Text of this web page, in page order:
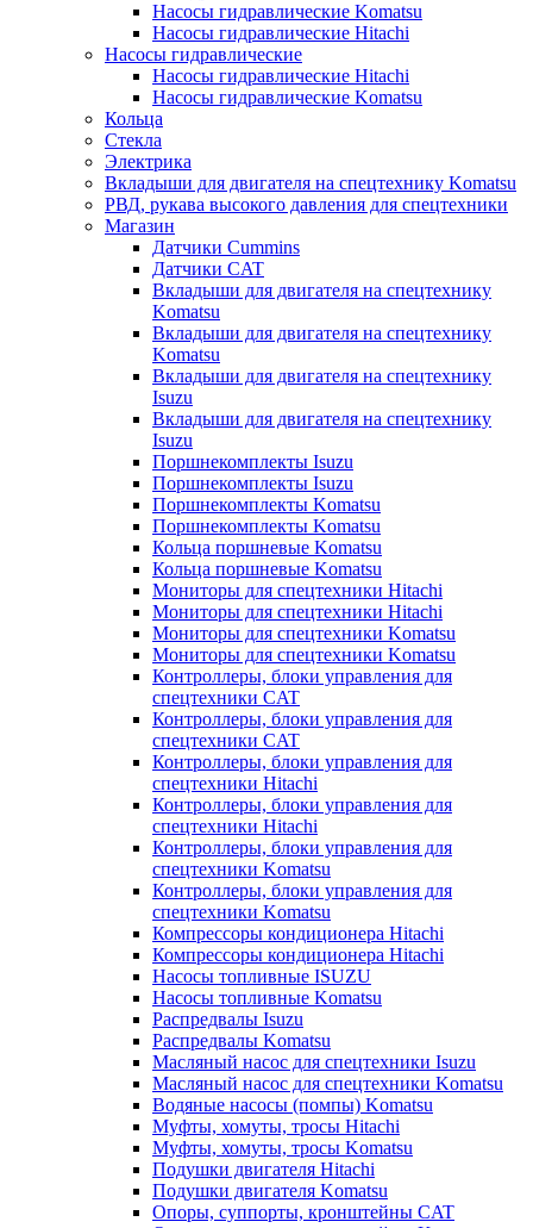
Насосы гидравлические Komatsu
Насосы гидравлические Hitachi
Насосы гидравлические
Насосы гидравлические Hitachi
Насосы гидравлические Komatsu
Кольца
Стекла
Электрика
Вкладыши для двигателя на спецтехнику Komatsu
РВД, рукава высокого давления для спецтехники
Магазин
Датчики Cummins
Датчики CAT
Вкладыши для двигателя на спецтехнику
Komatsu
Вкладыши для двигателя на спецтехнику
Komatsu
Вкладыши для двигателя на спецтехнику
Isuzu
Вкладыши для двигателя на спецтехнику
Isuzu
Поршнекомплекты Isuzu
Поршнекомплекты Isuzu
Поршнекомплекты Komatsu
Поршнекомплекты Komatsu
Кольца поршневые Komatsu
Кольца поршневые Komatsu
Мониторы для спецтехники Hitachi
Мониторы для спецтехники Hitachi
Мониторы для спецтехники Komatsu
Мониторы для спецтехники Komatsu
Контроллеры, блоки управления для
спецтехники CAT
Контроллеры, блоки управления для
спецтехники CAT
Контроллеры, блоки управления для
спецтехники Hitachi
Контроллеры, блоки управления для
спецтехники Hitachi
Контроллеры, блоки управления для
спецтехники Komatsu
Контроллеры, блоки управления для
спецтехники Komatsu
Компрессоры кондиционера Hitachi
Компрессоры кондиционера Hitachi
Насосы топливные ISUZU
Насосы топливные Komatsu
Распредвалы Isuzu
Распредвалы Komatsu
Масляный насос для спецтехники Isuzu
Масляный насос для спецтехники Komatsu
Водяные насосы (помпы) Komatsu
Муфты, хомуты, тросы Hitachi
Муфты, хомуты, тросы Komatsu
Подушки двигателя Hitachi
Подушки двигателя Komatsu
Опоры, суппорты, кронштейны CAT